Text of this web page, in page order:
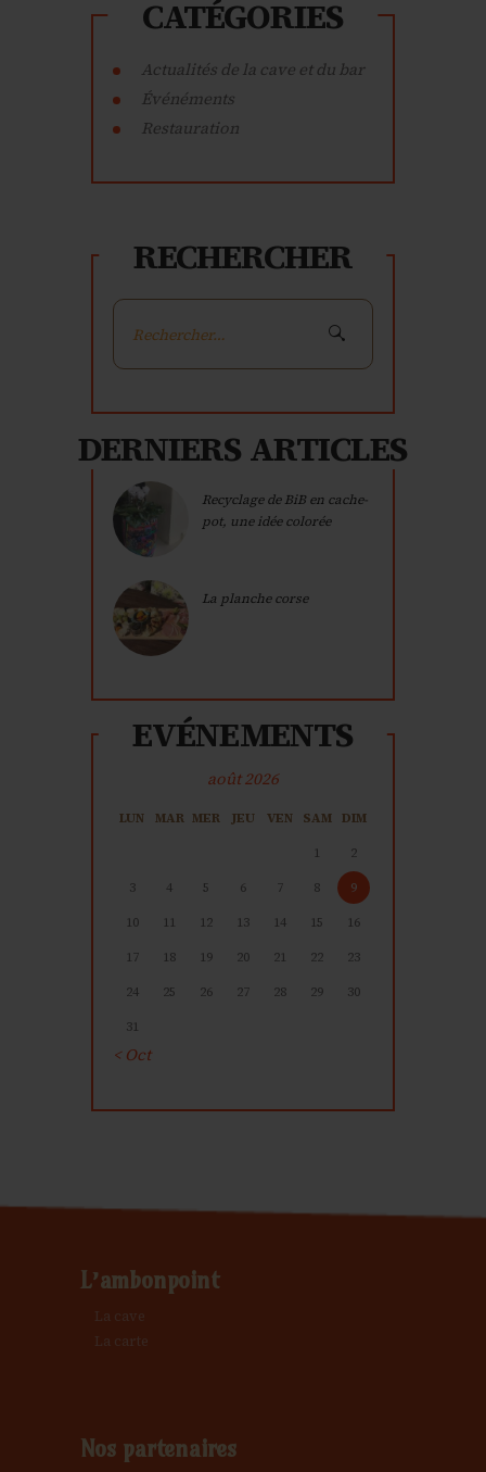
CATÉGORIES
Actualités de la cave et du bar
Événéments
Restauration
RECHERCHER
Rechercher :
DERNIERS ARTICLES
Recyclage de BiB en cache-
pot, une idée colorée
La planche corse
EVÉNEMENTS
août 2026
LUN MAR MER JEU VEN SAM DIM
1
2
3
4 5 6 7 8
9
10
11 12 13 14 15
16
17
18 19 20 21 22
23
24
25 26 27 28 29
30
31
« Oct
L’ambonpoint
La cave
La carte
Nos partenaires